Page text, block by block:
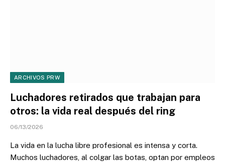
ARCHIVOS PRW
Luchadores retirados que trabajan para
otros: la vida real después del ring
06/13/2026
La vida en la lucha libre profesional es intensa y corta.
Muchos luchadores, al colgar las botas, optan por empleos